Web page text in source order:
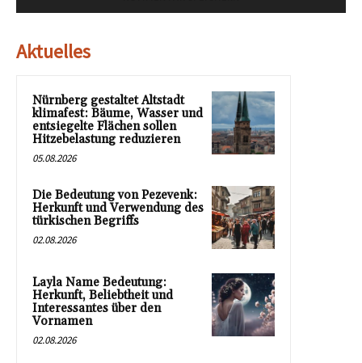
Aktuelles
Nürnberg gestaltet Altstadt
klimafest: Bäume, Wasser und
entsiegelte Flächen sollen
Hitzebelastung reduzieren
05.08.2026
Die Bedeutung von Pezevenk:
Herkunft und Verwendung des
türkischen Begriffs
02.08.2026
Layla Name Bedeutung:
Herkunft, Beliebtheit und
Interessantes über den
Vornamen
02.08.2026